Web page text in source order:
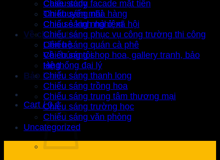
Case study
Tin khuyến mãi
Chia sẻ kinh nghiệm
Về chúng tôi
Liên hệ
Về chúng tôi
Hệ thống đại lý
Bảo hành
Cart /0₫
Chiếu sáng facade mặt tiền
Chiếu sáng nhà hàng
Chiếu sáng nhà ở xã hội
Chiếu sáng phục vụ công trường thi công
Chiếu sáng quán cà phê
Chiếu sáng shop hoa, gallery tranh, bảo
tàng
Chiếu sáng thanh long
Chiếu sáng trồng hoa
Chiếu sáng trung tâm thương mại
Chiếu sáng trường học
Chiếu sáng văn phòng
Uncategorized